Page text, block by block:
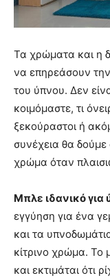
Τα χρώματα και η
να επηρεάσουν
του ύπνου. Δεν
κοιμόμαστε, τι
ξεκούραστοι ή
συνέχεια θα δούμε
χρώμα όταν
Μπλε ιδανικό για
εγγύηση για ένα
και τα
κίτρινο χρώμα. Το
και εκτιμάται ότι